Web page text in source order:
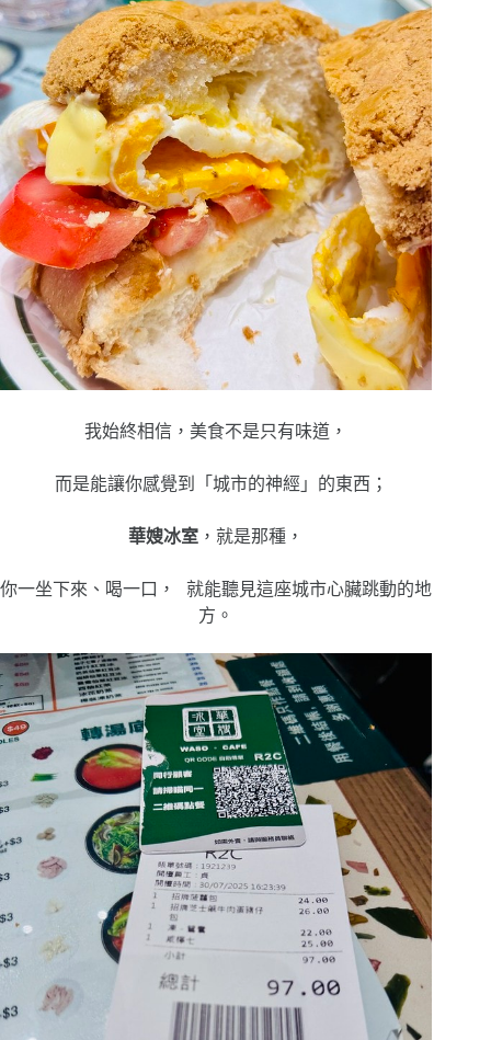
我始終相信，美食不是只有味道，
而是能讓你感覺到「城市的神經」的東西；
華嫂冰室 ，就是那種，
你一坐下來、喝一口， 就能聽見這座城市心臟跳動的地
方。